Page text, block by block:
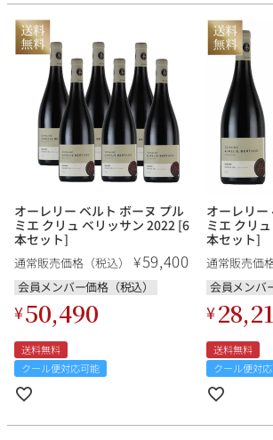
オーレリー ベルト ボーヌ プル
ミエ クリュ ベリッサン 2022 [6
本セット]
通常販売価格（税込） ¥59,400
会員メンバー価格（税込）
¥50,490
送料無料
クール便対応可能
オーレリー
ミエ クリ
本セット]
通常販売価
会員メンバ
¥
送料無料
クール便対